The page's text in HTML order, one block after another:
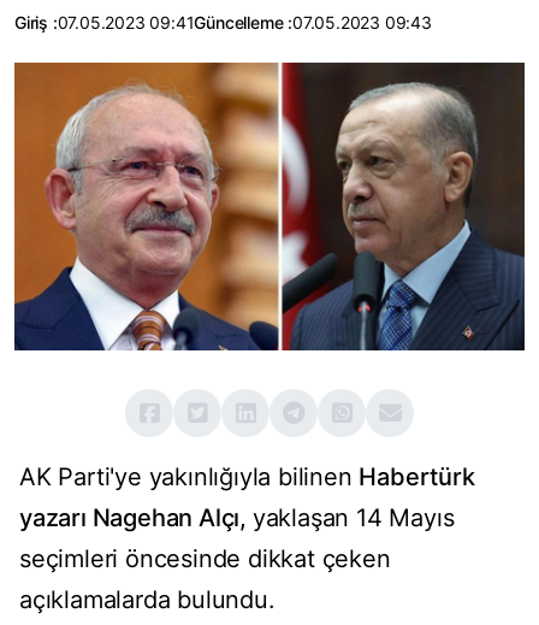
Giriş :07.05.2023 09:41Güncelleme :07.05.2023 09:43
AK Parti'ye yakınlığıyla bilinen Habertürk
yazarı Nagehan Alçı, yaklaşan 14 Mayıs
seçimleri öncesinde dikkat çeken
açıklamalarda bulundu.